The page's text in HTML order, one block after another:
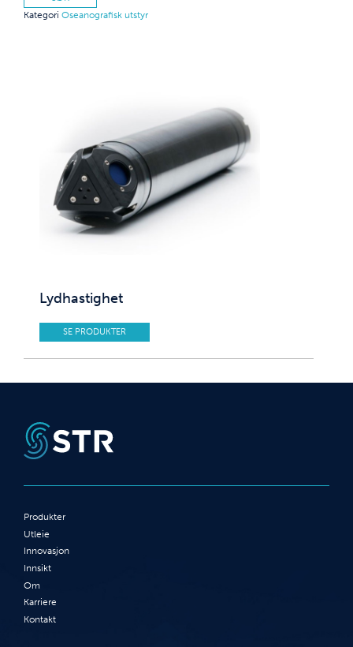
Kategori Oseanografisk utstyr
Lydhastighet
SE PRODUKTER
Produkter
Utleie
Innovasjon
Innsikt
Om
Karriere
Kontakt